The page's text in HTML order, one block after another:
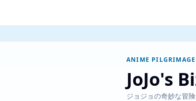
ANIME
JoJo's
ジョジョの奇妙な冒